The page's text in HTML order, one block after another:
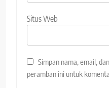
Situs Web
Simpan nama, email,
peramban ini untuk